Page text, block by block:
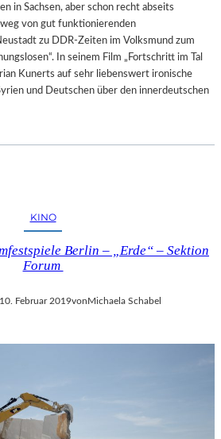
in Sachsen, aber schon recht abseits
von gut funktionierenden
zu DDR-Zeiten im Volksmund zum
In seinem Film „Fortschritt im Tal
Kunerts auf sehr liebenswert ironische
und Deutschen über den innerdeutschen
KINO
Berlin – „Erde“ – Sektion
Forum
10. Februar 2019vonMichaela Schabel